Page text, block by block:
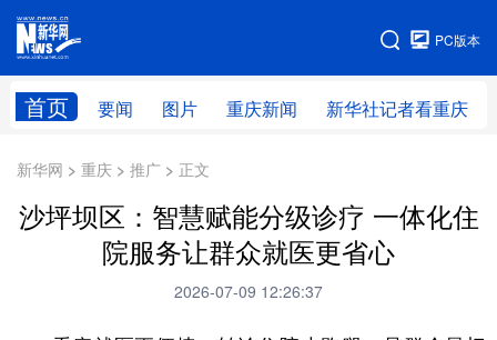
PC版本
首页 要闻 图片 重庆新闻 新华社记者看重庆
网站地图
新华网 > 重庆 > 推广 > 正文
沙坪坝区：智慧赋能分级诊疗 一体化住
院服务让群众就医更省心
2026-07-09 12:26:37